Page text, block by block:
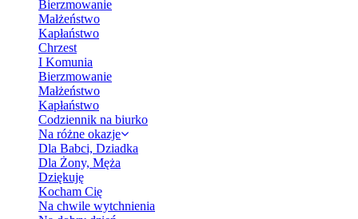
Bierzmowanie
Małżeństwo
Kapłaństwo
Chrzest
I Komunia
Bierzmowanie
Małżeństwo
Kapłaństwo
Codziennik na biurko
Na różne okazje
Dla Babci, Dziadka
Dla Żony, Męża
Dziękuję
Kocham Cię
Na chwile wytchnienia